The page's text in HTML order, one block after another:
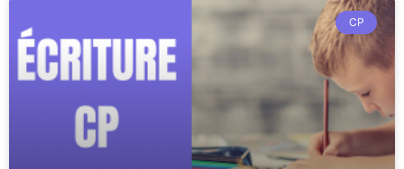
CP